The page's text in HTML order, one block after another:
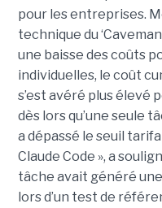
pour les entreprises.
technique du
une baisse des coûts
individuelles, le coût
s’est avéré plus élevé
dès lors qu’une seule
a dépassé le seuil
Claude Code », a
tâche avait généré
lors d’un test de